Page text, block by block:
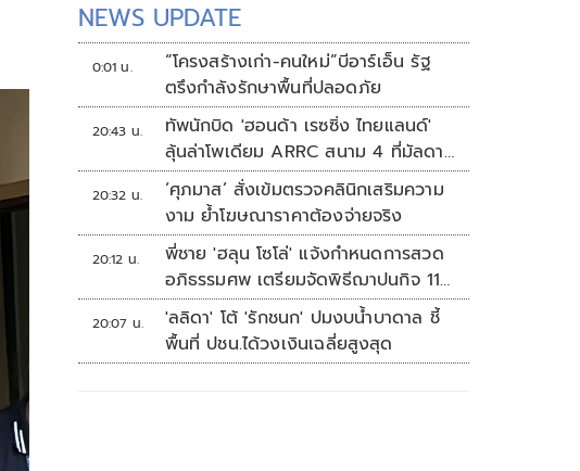
NEWS UPDATE
0:01 น.
“โครงสร้างเก่า-คนใหม่”บีอาร์เอ็น รัฐ
ตรึงกำลังรักษาพื้นที่ปลอดภัย
20:43 น.
ทัพนักบิด 'ฮอนด้า เรซซิ่ง ไทยแลนด์'
ลุ้นล่าโพเดียม ARRC สนาม 4 ที่มัลดาลิ
กา
20:32 น.
‘ศุภมาส’ สั่งเข้มตรวจคลินิกเสริมความ
งาม ย้ำโฆษณาราคาต้องจ่ายจริง
20:12 น.
พี่ชาย 'ฮลุน โซโล่' แจ้งกำหนดการสวด
อภิธรรมศพ เตรียมจัดพิธีฌาปนกิจ 11
ส.ค.
20:07 น.
'ลลิดา' โต้ 'รักชนก' ปมงบน้ำบาดาล ชี้
พื้นที่ ปชน.ได้วงเงินเฉลี่ยสูงสุด